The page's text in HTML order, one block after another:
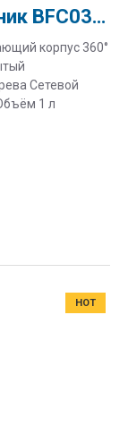
Керамический электрочайник BFC035-1 "Сакура"
корпус 360°
Сетевой
1 л
HOT